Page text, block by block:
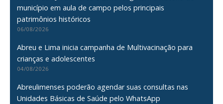
município em aula de campo pelos principais
patrimônios históricos
06/08/2026
Abreu e Lima inicia campanha de Multivacinação para
crianças e adolescentes
04/08/2026
Abreulimenses poderão agendar suas consultas nas
Unidades Básicas de Saúde pelo WhatsApp